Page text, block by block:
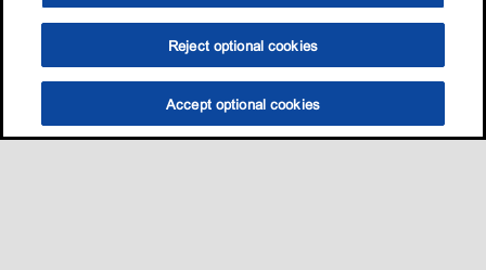
Reject optional cookies
Accept optional cookies